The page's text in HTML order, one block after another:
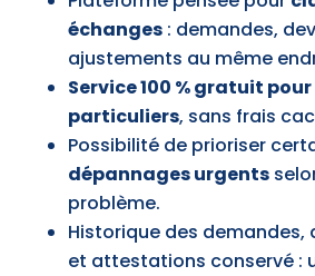
échanges: demandes,
ajustements au même
Service 100 % gratuit pour
particuliers, sans frais
Possibilité de prioriser
dépannages urgents
problème.
Historique des demandes,
et attestations conservé :